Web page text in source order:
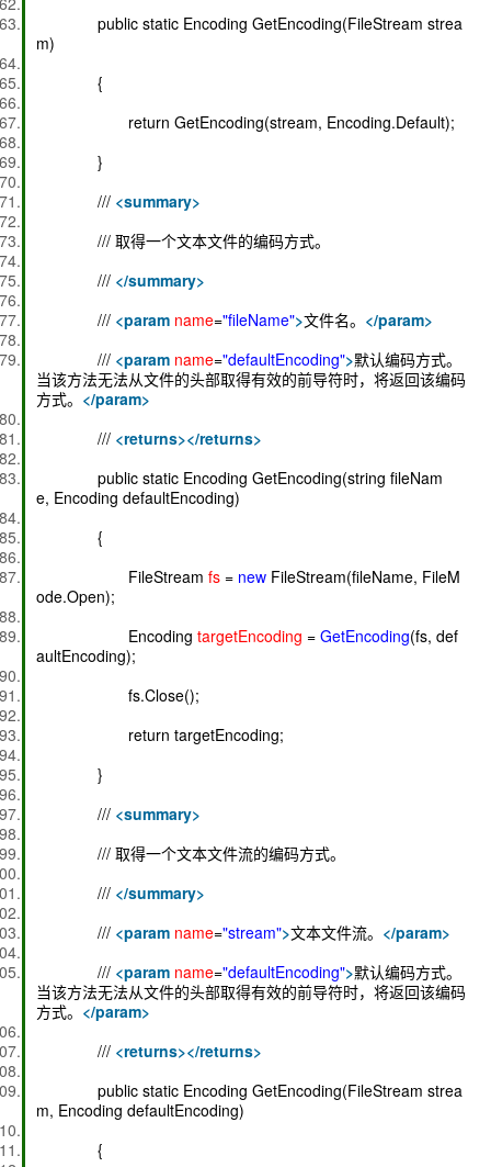
public static Encoding GetEncoding(FileStream strea
m)
{
return GetEncoding(stream, Encoding.Default);
}
/// <summary>
/// 取得一个文本文件的编码方式。
/// </summary>
/// <param name="fileName">文件名。 </param>
/// <param name="defaultEncoding">默认编码方式。
当该方法无法从文件的头部取得有效的前导符时，将返回该编码
方式。 </param>
/// <returns></returns>
public static Encoding GetEncoding(string fileNam
e, Encoding defaultEncoding)
{
FileStream fs = new FileStream(fileName, FileM
ode.Open);
Encoding targetEncoding = GetEncoding(fs, def
aultEncoding);
fs.Close();
return targetEncoding;
}
/// <summary>
/// 取得一个文本文件流的编码方式。
/// </summary>
/// <param name="stream">文本文件流。 </param>
/// <param name="defaultEncoding">默认编码方式。
当该方法无法从文件的头部取得有效的前导符时，将返回该编码
方式。 </param>
/// <returns></returns>
public static Encoding GetEncoding(FileStream strea
m, Encoding defaultEncoding)
{